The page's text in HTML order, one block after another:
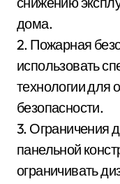
дома.
2. Пожарная
использовать
технологии для
безопасности.
3. Ограничения
панельной
ограничивать